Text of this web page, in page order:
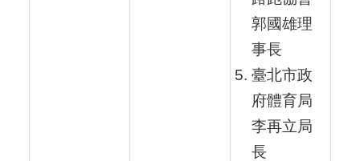
郭國雄理
事長
臺北市政
府體育局
李再立局
長